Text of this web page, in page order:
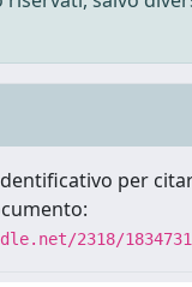
per
2318/1834731